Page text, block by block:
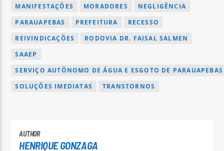
MANIFESTAÇÕES
MORADORES
NEGLIGÊNCIA
PARAUAPEBAS
PREFEITURA
RECESSO
REIVINDICAÇÕES
RODOVIA DR. FAISAL SALMEN
SAAEP
SERVIÇO AUTÔNOMO DE ÁGUA E ESGOTO DE PARAUAPEBAS
SOLUÇÕES IMEDIATAS
TRANSTORNOS
AUTHOR
HENRIQUE GONZAGA